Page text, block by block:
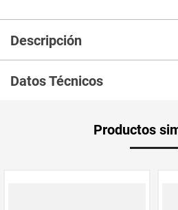
Descripción
ollas, ni sartenes de aluminio Está
inoxidable, este material permite que el
Datos Técnicos
Productos